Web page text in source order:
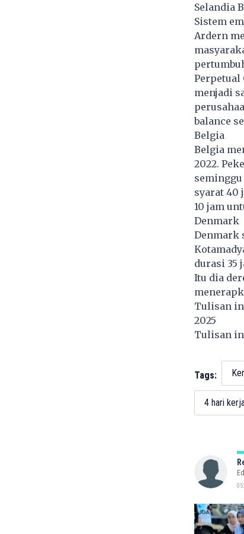
Selandia
Sistem
Ardern
Perpetual
menjadi
balance
Belgia
Belgia
2022.
syarat 40
10 jam
Denmark
Denmark
durasi 35
Itu dia
Tulisan
2025
Tulisan
Tags:
4 hari